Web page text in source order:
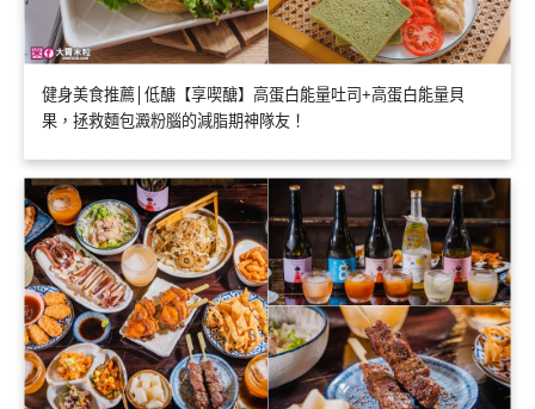
健身美食推薦│低醣【享喫醣】高蛋白能量吐司+高蛋白能量貝
果，拯救麵包澱粉腦的減脂期神隊友！